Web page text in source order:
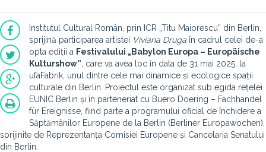
Institutul Cultural Român, prin ICR „Titu Maiorescu” din Berlin,
sprijină participarea artistei Viviana Druga în cadrul celei de-a
opta ediții a Festivalului „Babylon Europa – Europäische
Kulturshow” , care va avea loc în data de 31 mai 2025, la
ufaFabrik, unul dintre cele mai dinamice și ecologice spații
culturale din Berlin. Proiectul este organizat sub egida rețelei
EUNIC Berlin și în parteneriat cu Buero Doering – Fachhandel
für Ereignisse, fiind parte a programului oficial de închidere a
Săptămânilor Europene de la Berlin (Berliner Europawochen),
sprijinite de Reprezentanța Comisiei Europene și Cancelaria Senatului
din Berlin.